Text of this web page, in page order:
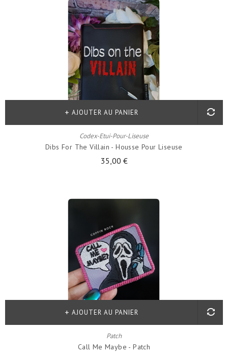
Codex-Etui-Pour-Liseuse
Dibs For The Villain - Housse Pour Liseuse
35,00 €
AJOUTER AU PANIER
Patch
Call Me Maybe - Patch
AJOUTER AU PANIER